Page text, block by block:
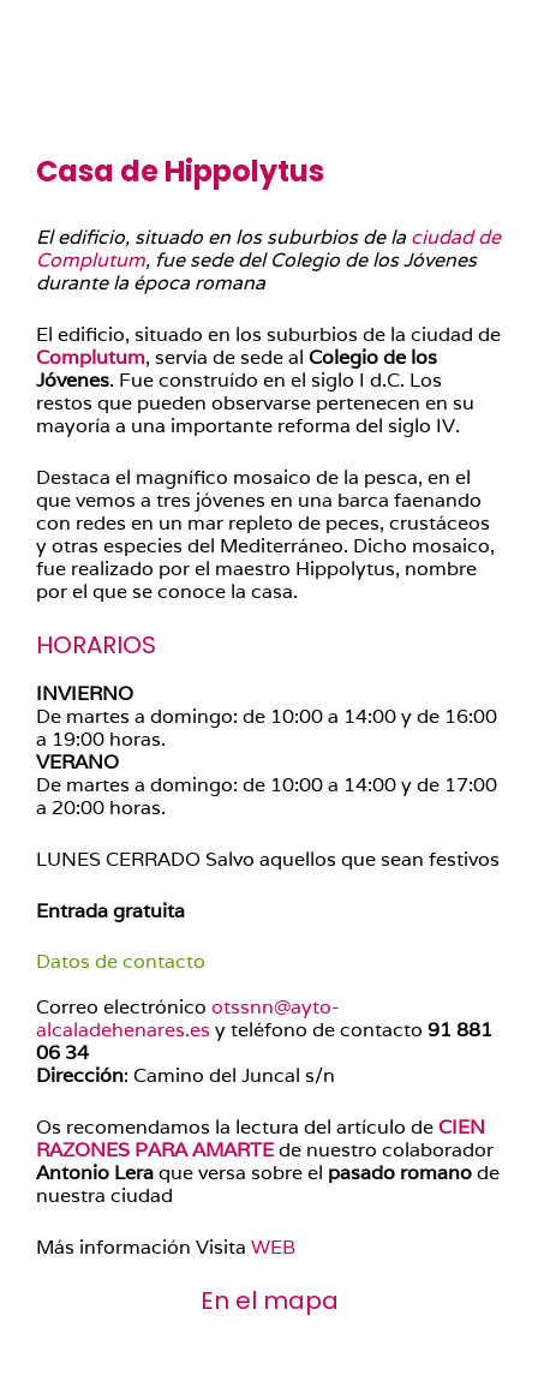
Casa de Hippolytus
El edificio, situado en los suburbios de la ciudad de
Complutum, fue sede del Colegio de los Jóvenes
durante la época romana
El edificio, situado en los suburbios de la ciudad de
Complutum, servía de sede al Colegio de los
Jóvenes. Fue construído en el siglo I d.C. Los
restos que pueden observarse pertenecen en su
mayoría a una importante reforma del siglo IV.
Destaca el magnífico mosaico de la pesca, en el
que vemos a tres jóvenes en una barca faenando
con redes en un mar repleto de peces, crustáceos
y otras especies del Mediterráneo. Dicho mosaico,
fue realizado por el maestro Hippolytus, nombre
por el que se conoce la casa.
HORARIOS
INVIERNO
De martes a domingo: de 10:00 a 14:00 y de 16:00
a 19:00 horas.
VERANO
De martes a domingo: de 10:00 a 14:00 y de 17:00
a 20:00 horas.
LUNES CERRADO Salvo aquellos que sean festivos
Entrada gratuita
Datos de contacto
Correo electrónico otssnn@ayto-
alcaladehenares.es y teléfono de contacto 91 881
06 34
Dirección: Camino del Juncal s/n
Os recomendamos la lectura del artículo de CIEN
RAZONES PARA AMARTEde nuestro colaborador
Antonio Leraque versa sobre el pasado romanode
nuestra ciudad
Más información Visita WEB
En el mapa